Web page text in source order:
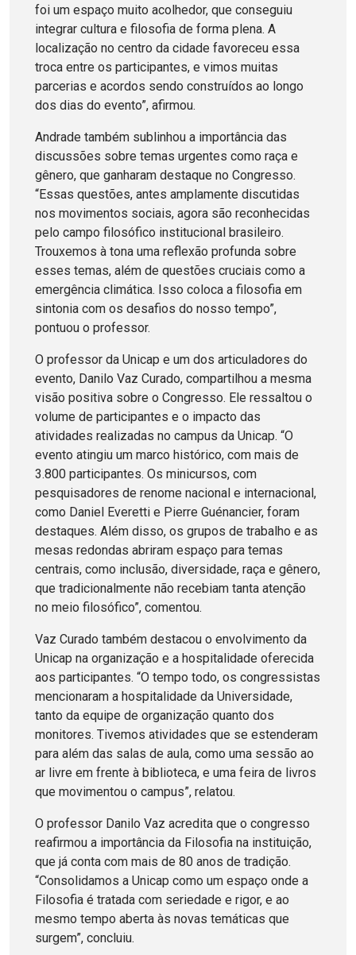
foi um espaço muito acolhedor, que conseguiu
integrar cultura e filosofia de forma plena. A
localização no centro da cidade favoreceu essa
troca entre os participantes, e vimos muitas
parcerias e acordos sendo construídos ao longo
dos dias do evento”, afirmou.
Andrade também sublinhou a importância das
discussões sobre temas urgentes como raça e
gênero, que ganharam destaque no Congresso.
“Essas questões, antes amplamente discutidas
nos movimentos sociais, agora são reconhecidas
pelo campo filosófico institucional brasileiro.
Trouxemos à tona uma reflexão profunda sobre
esses temas, além de questões cruciais como a
emergência climática. Isso coloca a filosofia em
sintonia com os desafios do nosso tempo”,
pontuou o professor.
O professor da Unicap e um dos articuladores do
evento, Danilo Vaz Curado, compartilhou a mesma
visão positiva sobre o Congresso. Ele ressaltou o
volume de participantes e o impacto das
atividades realizadas no campus da Unicap. “O
evento atingiu um marco histórico, com mais de
3.800 participantes. Os minicursos, com
pesquisadores de renome nacional e internacional,
como Daniel Everetti e Pierre Guénancier, foram
destaques. Além disso, os grupos de trabalho e as
mesas redondas abriram espaço para temas
centrais, como inclusão, diversidade, raça e gênero,
que tradicionalmente não recebiam tanta atenção
no meio filosófico”, comentou.
Vaz Curado também destacou o envolvimento da
Unicap na organização e a hospitalidade oferecida
aos participantes. “O tempo todo, os congressistas
mencionaram a hospitalidade da Universidade,
tanto da equipe de organização quanto dos
monitores. Tivemos atividades que se estenderam
para além das salas de aula, como uma sessão ao
ar livre em frente à biblioteca, e uma feira de livros
que movimentou o campus”, relatou.
O professor Danilo Vaz acredita que o congresso
reafirmou a importância da Filosofia na instituição,
que já conta com mais de 80 anos de tradição.
“Consolidamos a Unicap como um espaço onde a
Filosofia é tratada com seriedade e rigor, e ao
mesmo tempo aberta às novas temáticas que
surgem”, concluiu.